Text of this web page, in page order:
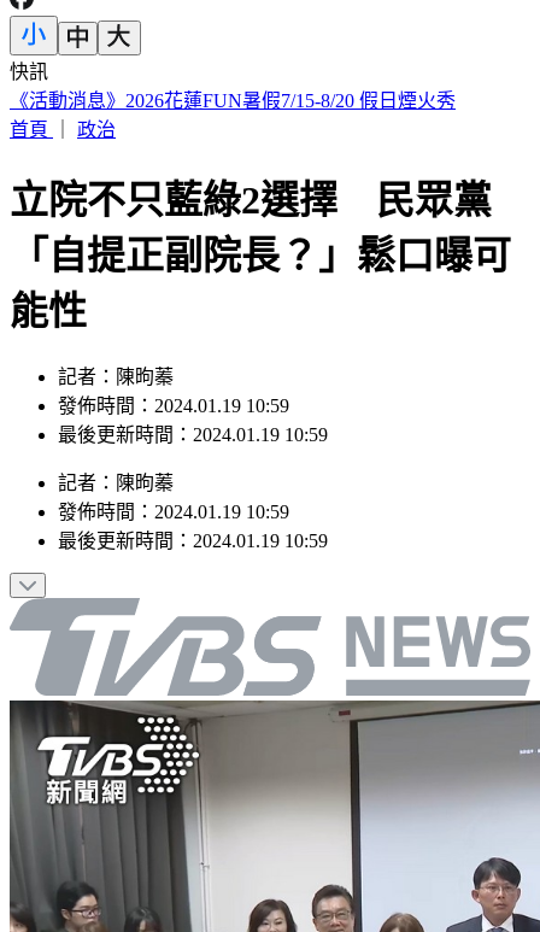
快訊
劉亞仁「男男私密照」外流！高調索吻告白 韓網震撼：新男
友？
立院不只藍綠2選擇 民眾黨
「自提正副院長？」鬆口曝可
能性
記者：陳昫蓁
發佈時間：2024.01.19 10:59
記者：陳昫蓁
發佈時間：2024.01.19 10:59